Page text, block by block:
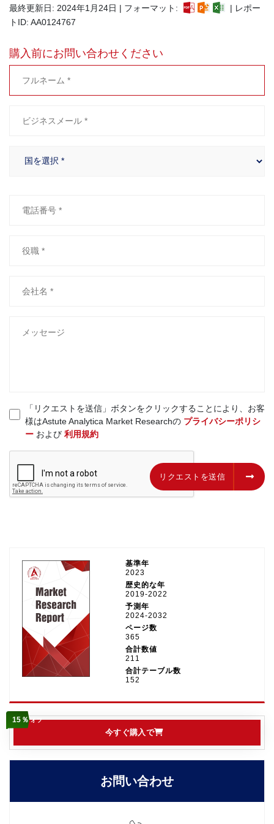
最終更新日: 2024年1月24日 | フォーマット:
| レポー
トID: AA0124767
購入前にお問い合わせください
「リクエストを送信」ボタンをクリックすることにより、お客
様はAstute Analytica Market Researchの プライバシーポリシ
ーおよび 利用規約
リクエストを送信 リクエストを送信
基準年
2023
歴史的な年
2019-2022
予測年
2024-2032
ページ数
365
合計数値
211
合計テーブル数
152
今すぐ購入で
15％オフ
お問い合わせ